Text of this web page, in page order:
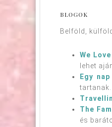
BLOGOK
Belföld,
We
lehet
Egy
tartanak.
The
és